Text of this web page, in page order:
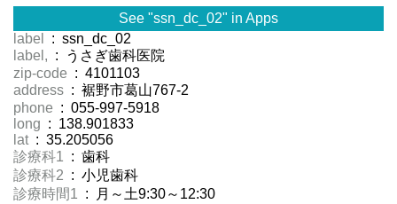
See "ssn_dc_02" in Apps
label
: ssn_dc_02
label, : うさぎ歯科医院
zip-code : 4101103
address : 裾野市葛山767-2
phone : 055-997-5918
long : 138.901833
lat : 35.205056
診療科1 : 歯科
診療科2 : 小児歯科
診療時間1 : 月～土9:30～12:30